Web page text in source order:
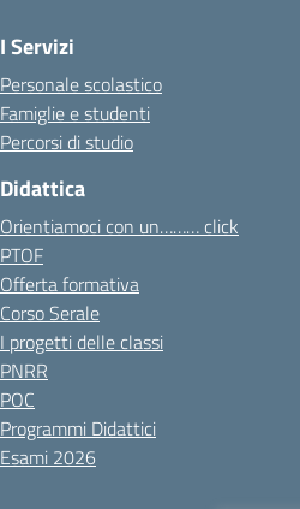
I Servizi
Personale scolastico
Famiglie e studenti
Percorsi di studio
Didattica
Orientiamoci con un……… click
PTOF
Offerta formativa
Corso Serale
I progetti delle classi
PNRR
POC
Programmi Didattici
Esami 2026